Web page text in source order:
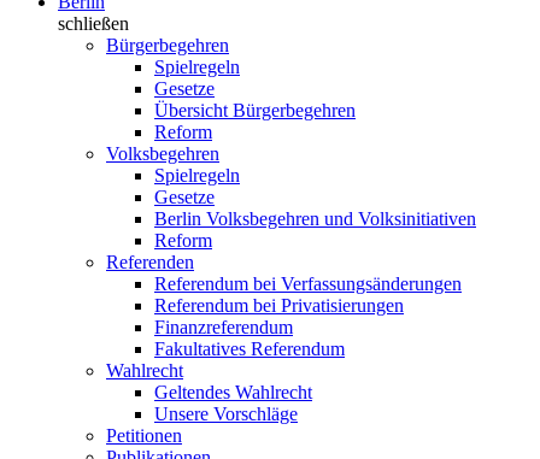
schließen
Bürgerbegehren
Spielregeln
Gesetze
Übersicht Bürgerbegehren
Reform
Volksbegehren
Spielregeln
Gesetze
Berlin Volksbegehren und Volksinitiativen
Reform
Referenden
Referendum bei Verfassungsänderungen
Referendum bei Privatisierungen
Finanzreferendum
Fakultatives Referendum
Wahlrecht
Geltendes Wahlrecht
Unsere Vorschläge
Petitionen